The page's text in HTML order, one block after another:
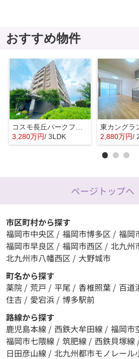
おすすめ物件
3,280万円/ 3LDK
2,880万円/
ページトップへ
市区町村から探す
福岡市中央区 / 福岡市博多区 / 福岡
福岡市早良区 / 福岡市西区 / 北九州
北九州市八幡西区 / 大野城市
町名から探す
薬院 / 荒戸 / 平尾 / 香椎照葉 / 百道
住吉 / 愛宕浜 / 博多駅前
路線から探す
鹿児島本線 / 西鉄大牟田線 / 福岡市
福岡市七隈線 / 筑肥線 / 西鉄貝塚線
日田彦山線 / 北九州都市モノレール